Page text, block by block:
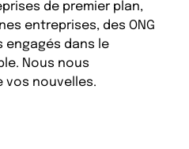
de premier plan,
entreprises, des ONG
engagés dans le
Nous nous
vos nouvelles.